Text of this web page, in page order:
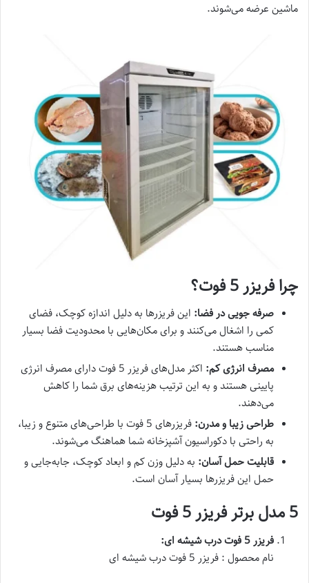
ماشین عرضه می‌شوند.
چرا فریزر 5 فوت؟
صرفه جویی در فضا: این فریزرها به دلیل اندازه کوچک، فضای
کمی را اشغال می‌کنند و برای مکان‌هایی با محدودیت فضا بسیار
مناسب هستند.
مصرف انرژی کم:
اکثر مدل‌های فریزر 5 فوت دارای مصرف انرژی
پایینی هستند و به این ترتیب هزینه‌های برق شما را کاهش
می‌دهند.
طراحی زیبا و مدرن:
فریزرهای 5 فوت با طراحی‌های متنوع و زیبا،
به راحتی با دکوراسیون آشپزخانه شما هماهنگ می‌شوند.
قابلیت حمل آسان: به دلیل وزن کم و ابعاد کوچک، جابه‌جایی و
حمل این فریزرها بسیار آسان است.
5 مدل برتر فریزر 5 فوت
فریزر 5 فوت درب شیشه ای:
نام محصول : فریزر 5 فوت درب شیشه ای